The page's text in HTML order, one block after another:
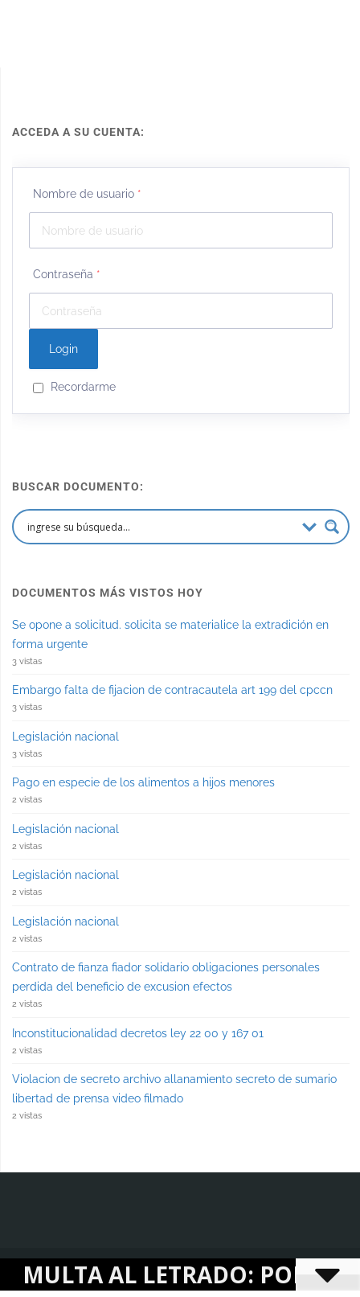
ACCEDA A SU CUENTA:
Nombre de usuario *
Contraseña *
Recordarme
BUSCAR DOCUMENTO:
DOCUMENTOS MÁS VISTOS HOY
Se opone a solicitud. solicita se materialice la extradición en
forma urgente
3 vistas
Embargo falta de fijacion de contracautela art 199 del cpccn
3 vistas
Legislación nacional
3 vistas
Pago en especie de los alimentos a hijos menores
2 vistas
Legislación nacional
2 vistas
Legislación nacional
2 vistas
Legislación nacional
2 vistas
Contrato de fianza fiador solidario obligaciones personales
perdida del beneficio de excusion efectos
2 vistas
Inconstitucionalidad decretos ley 22 00 y 167 01
2 vistas
Violacion de secreto archivo allanamiento secreto de sumario
libertad de prensa video filmado
2 vistas
AL LETRADO: POR LA